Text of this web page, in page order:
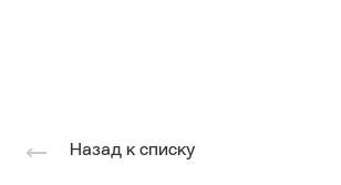
Назад к списку